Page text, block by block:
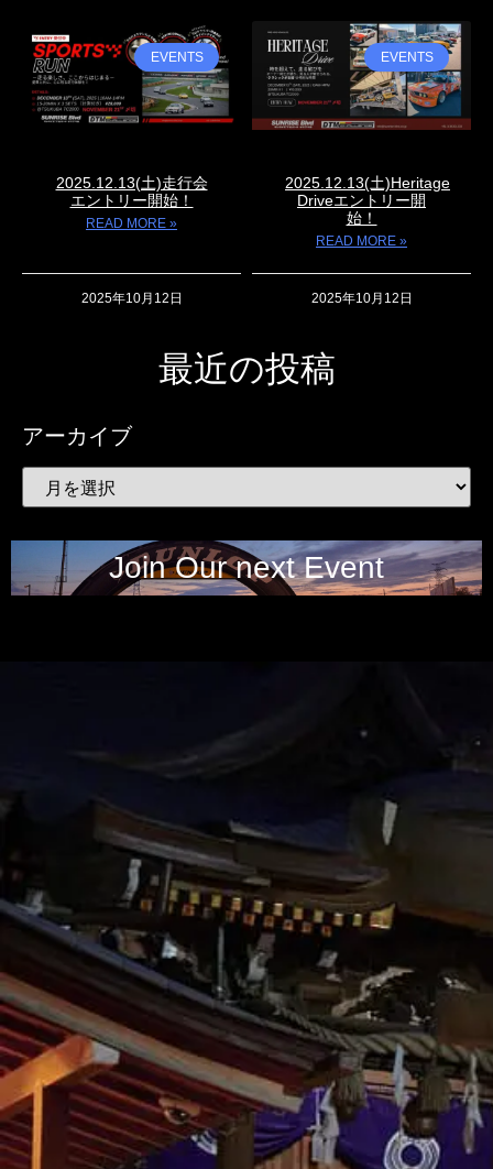
EVENTS
2025.12.13(土)走行会
エントリー開始！
READ MORE »
2025年10月12日
EVENTS
2025.12.13(土)Heritage
Driveエントリー開
始！
READ MORE »
2025年10月12日
最近の投稿
アーカイブ
Join Our next Event